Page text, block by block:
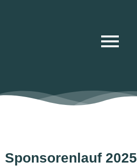
Sponsorenlauf 2025